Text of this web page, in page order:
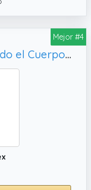
Mejor #4
Sanex Men Crema Todo el Cuerpo Deo Frescor Total 75ml, Hipoalergénico